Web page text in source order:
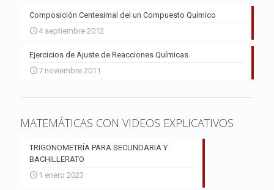
Composición Centesimal del un Compuesto Químico
4 septiembre 2012
Ejercicios de Ajuste de Reacciones Químicas
7 noviembre 2011
MATEMÁTICAS CON VIDEOS EXPLICATIVOS
TRIGONOMETRÍA PARA SECUNDARIA Y
BACHILLERATO
1 enero 2023